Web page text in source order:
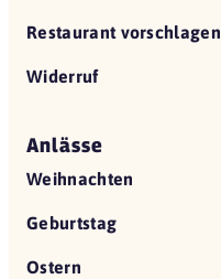
Restaurant vorschlagen
Widerruf
Anlässe
Weihnachten
Geburtstag
Ostern